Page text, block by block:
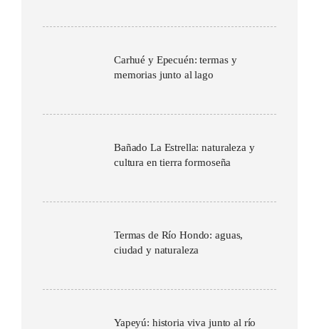
Carhué y Epecuén: termas y
memorias junto al lago
Bañado La Estrella: naturaleza y
cultura en tierra formoseña
Termas de Río Hondo: aguas,
ciudad y naturaleza
Yapeyú: historia viva junto al río